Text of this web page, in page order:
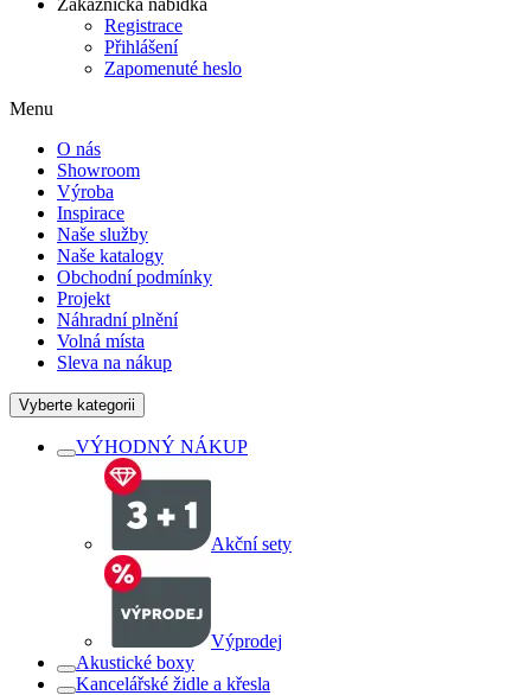
Zákaznická nabídka
Registrace
Přihlášení
Zapomenuté heslo
Menu
O nás
Showroom
Výroba
Inspirace
Naše služby
Naše katalogy
Obchodní podmínky
Projekt
Náhradní plnění
Volná místa
Sleva na nákup
Vyberte kategorii
VÝHODNÝ NÁKUP
Akční sety
Výprodej
Akustické boxy
Kancelářské židle a křesla